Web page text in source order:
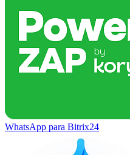
WhatsApp para Bitrix24